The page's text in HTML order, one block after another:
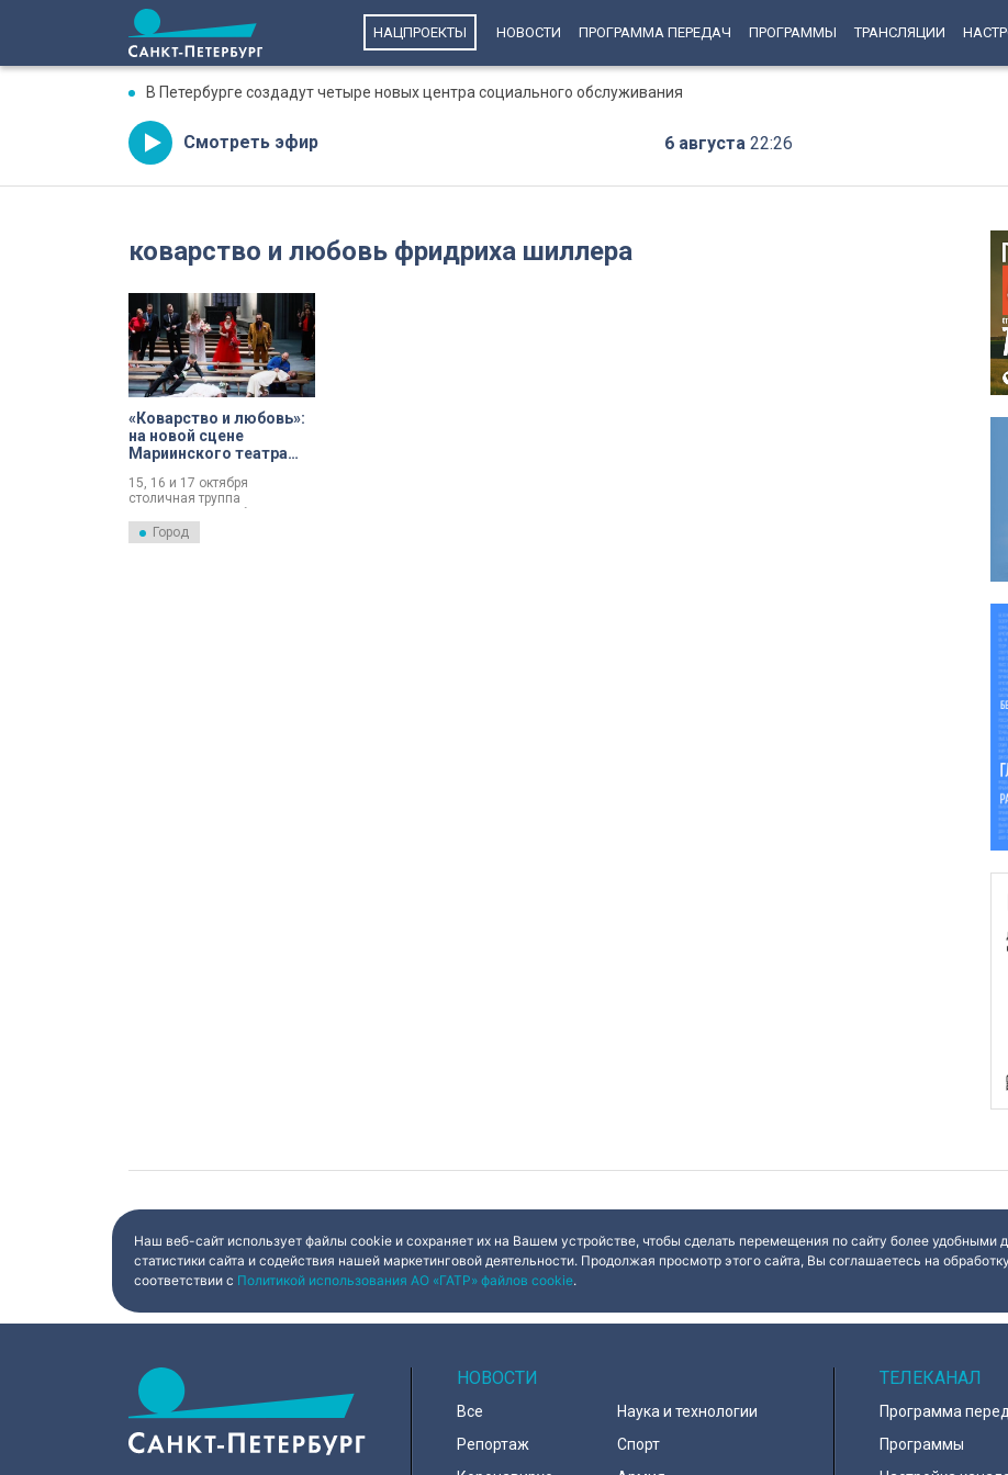
НАЦПРОЕКТЫ НОВОСТИ ПРОГРАММА ПЕРЕДАЧ ПРОГРАММЫ ТРАНСЛЯЦИИ
В Петербурге создадут четыре новых центра социального обслуживания
Смотреть эфир 6 августа 22:26
коварство и любовь фридриха шиллера
«Коварство и любовь»:
на новой сцене
Мариинского театра
гастроли Большого
театра
15, 16 и 17 октября
столичная труппа
«Луизу Миллер» Джузеппе
Верди.
Город
Наш веб-сайт использует файлы cookie и сохраняет их на Вашем устройстве, чтобы сделать перемещения по сайту более удобными
статистики сайта и содействия нашей маркетинговой деятельности. Продолжая просмотр этого сайта, Вы соглашаетесь на
соответствии с Политикой использования АО «ГАТР» файлов cookie.
НОВОСТИ
Все
Репортаж
Наука и технологии
Спорт
ТЕЛЕКАНАЛ
Программа
Программы